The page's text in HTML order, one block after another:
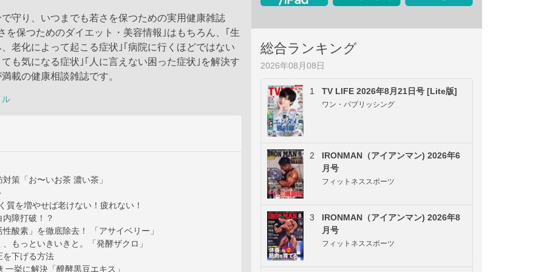
守り、いつまでも若さを保つための実用健康雑誌
を保つためのダイエット・美容情報｣はもちろん、｢生
老化によって起こる症状｣｢病院に行くほどではない
も気になる症状｣｢人に言えない困った症状｣を解決す
満載の健康相談雑誌です。
ル
策「お〜いお茶 濃い茶」
質を増やせば老けない！疲れない！
障打破！？
酸素」を徹底除去！ 「アサイベリー」
もっといきいきと。「発酵ザクロ」
を下げる方法
一挙に解決「醗酵黒豆エキス」
総合ランキング
2026年08月08日
1 TV LIFE 2026年8月21日号 [Lite版]
ワン・パブリッシング
2
IRONMAN（アイアンマン) 2026年6
月号
フィットネススポーツ
3
IRONMAN（アイアンマン) 2026年8
月号
フィットネススポーツ